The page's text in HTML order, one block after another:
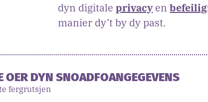
dyn digitaleprivacyen
manier dy’t by dy past.
DYN SNOADFOANGEGEVENS
fergrutsjen